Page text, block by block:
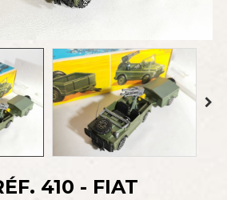
410 - FIAT